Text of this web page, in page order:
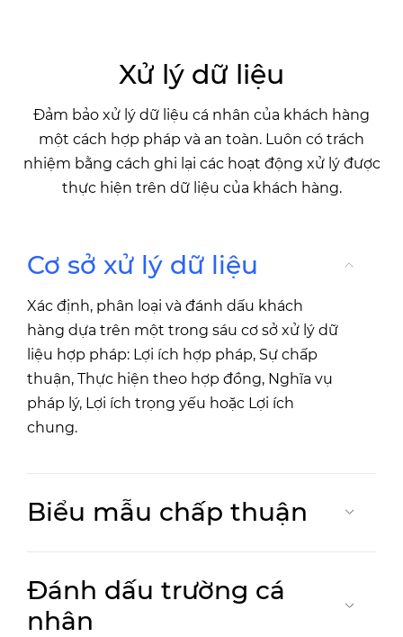
Xử lý dữ liệu
Đảm bảo xử lý dữ liệu cá nhân của khách hàng
một cách hợp pháp và an toàn. Luôn có trách
nhiệm bằng cách ghi lại các hoạt động xử lý được
thực hiện trên dữ liệu của khách hàng.
Cơ sở xử lý dữ liệu
Xác định, phân loại và đánh dấu khách
hàng dựa trên một trong sáu cơ sở xử lý dữ
liệu hợp pháp: Lợi ích hợp pháp, Sự chấp
thuận, Thực hiện theo hợp đồng, Nghĩa vụ
pháp lý, Lợi ích trọng yếu hoặc Lợi ích
chung.
Biểu mẫu chấp thuận
Đánh dấu trường cá
nhân